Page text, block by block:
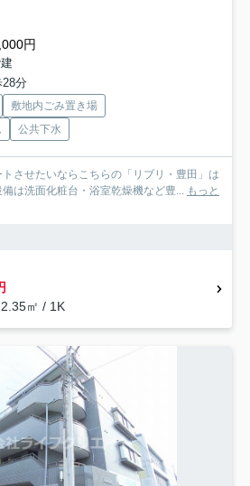
円
分
敷地内ごみ置き場
公共下水
させたいならこちらの「リブリ・豊田」は
は洗面化粧台・浴室乾燥機など豊... もっと
㎡ / 1K